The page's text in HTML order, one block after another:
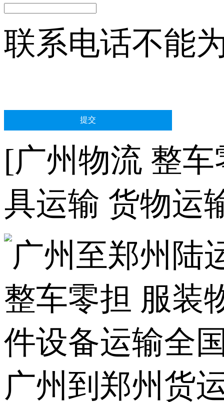
联系电话不能
[广州物流 整
具运输 货物运